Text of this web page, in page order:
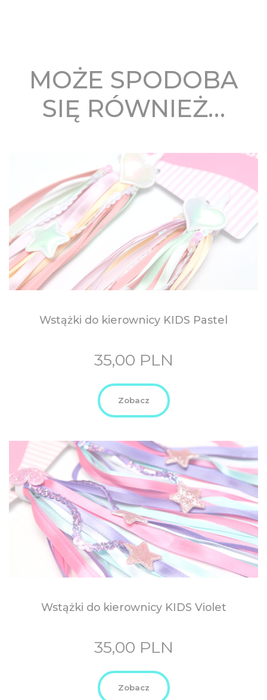
MOŻE SPODOBA
SIĘ RÓWNIEŻ…
Wstążki do kierownicy KIDS Pastel
35,00 PLN
Zobacz
Wstążki do kierownicy KIDS Violet
35,00 PLN
Zobacz